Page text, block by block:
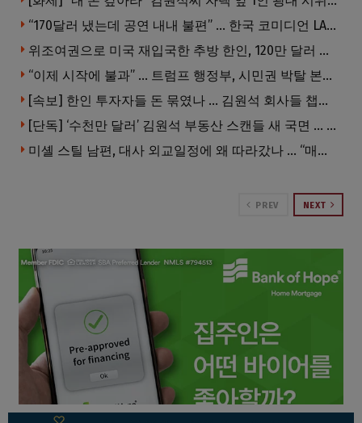
“170달러 냈는데 공연 내내 불편” … 한국 코미디언 LA공연, 음향 불량에 외모 비하 개그 논란
위조여권으로 미국 재입국한 추방 한인, 120만 달러 은행 사기 행각
“이제 시작에 불과” … 트럼프 행정부, 시민권 박탈 본격화
[속보] 한인 투자자들 돈 묶였나 … 김원석 회사들 챕터7 강제파산·자진파산 잇따라 신청
[단독] ‘수천만 달러’ 김원석 부동산 스캔들 새 국면 … 한인 투자자들 소송 잇따라 ‘디폴트’ 절차
미셸 스틸 남편, 대사 외교일정에 왜 따라갔나 … “매우 이례적”
PREV NEXT